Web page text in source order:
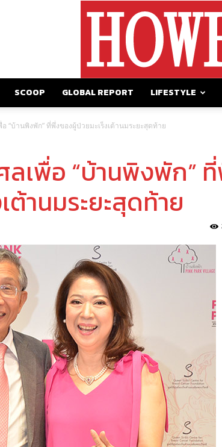
SCOOP GLOBAL REPORT LIFESTYLE
“บ้านพิงพัก” ที่พึ่งของผู้ป่วยมะเร็งเต้านมระยะสุดท้าย
ลเพื่อ “บ้านพิงพัก”
ต้านมระยะสุดท้าย